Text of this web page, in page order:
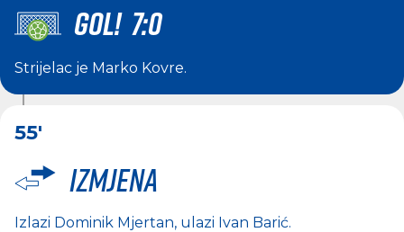
GOL! 7:0
Strijelac je Marko Kovre.
55'
Izmjena
Izlazi Dominik Mjertan, ulazi Ivan Barić.